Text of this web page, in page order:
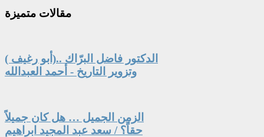
مقالات متميزة
الدكتور فاضل البرّاك ..(أبو رغيف )
وتزوير التاريخ - أحمد العبدالله
الزمن الجميل … هل كان جميلاً
حقاً؟ / سعد عبد المجيد ابراهيم